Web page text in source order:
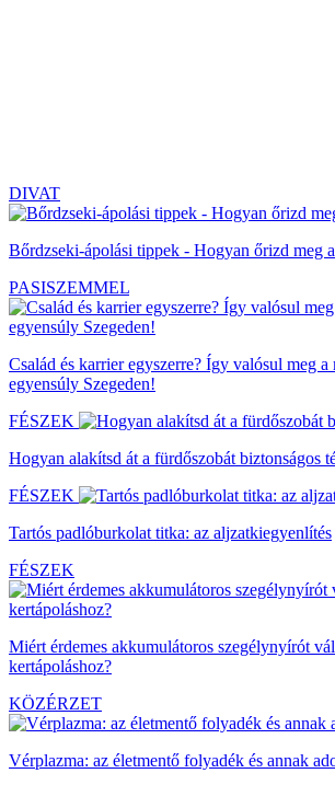
DIVAT
Bőrdzseki-ápolási tippek - Hogyan őrizd meg
PASISZEMMEL
Család és karrier egyszerre? Így valósul meg a
egyensúly Szegeden!
FÉSZEK
Hogyan alakítsd át a fürdőszobát biztonságos
FÉSZEK
Tartós padlóburkolat titka: az aljzatkiegyenlítés
FÉSZEK
Miért érdemes akkumulátoros szegélynyírót
kertápoláshoz?
KÖZÉRZET
Vérplazma: az életmentő folyadék és annak